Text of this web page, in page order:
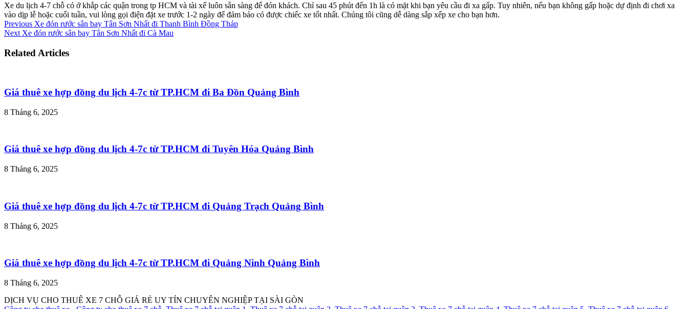
Xe du lịch 4-7 chỗ có ở khắp các quận trong tp HCM và tài xế luôn sẵn sàng để đón khách. Chỉ sau 45 phút đến 1h là có mặt khi bạn yêu cầu đi xa gấp. Tuy nhiên, nếu bạn không gấp hoặc dự định đi chơi xa
vào dịp lễ hoặc cuối tuần, vui lòng gọi điện đặt xe trước 1-2 ngày để đảm bảo có được chiếc xe tốt nhất. Chúng tôi cũng dễ dàng sắp xếp xe cho bạn hơn.
Previous Xe đón rước sân bay Tân Sơn Nhất đi Thanh Bình Đồng Tháp
Next Xe đón rước sân bay Tân Sơn Nhất đi Cà Mau
Related Articles
Giá thuê xe hợp đồng du lịch 4-7c từ TP.HCM đi Ba Đồn Quảng Bình
8 Tháng 6, 2025
Giá thuê xe hợp đồng du lịch 4-7c từ TP.HCM đi Tuyên Hóa Quảng Bình
8 Tháng 6, 2025
Giá thuê xe hợp đồng du lịch 4-7c từ TP.HCM đi Quảng Trạch Quảng Bình
8 Tháng 6, 2025
Giá thuê xe hợp đồng du lịch 4-7c từ TP.HCM đi Quảng Ninh Quảng Bình
8 Tháng 6, 2025
DỊCH VỤ CHO THUÊ XE 7 CHỖ GIÁ RẺ UY TÍN CHUYÊN NGHIỆP TẠI SÀI GÒN